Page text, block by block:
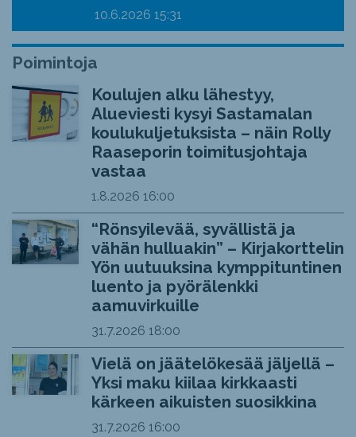
10.6.2026 15:31
Poimintoja
Koulujen alku lähestyy,
Alueviesti kysyi Sastamalan
koulukuljetuksista – näin Rolly
Raaseporin toimitusjohtaja
vastaa
1.8.2026 16:00
“Rönsyilevää, syvällistä ja
vähän hulluakin” – Kirjakorttelin
Yön uutuuksina kymppituntinen
luento ja pyörälenkki
aamuvirkuille
31.7.2026 18:00
Vielä on jäätelökesää jäljellä –
Yksi maku kiilaa kirkkaasti
kärkeen aikuisten suosikkina
31.7.2026 16:00